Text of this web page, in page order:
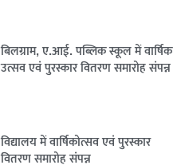
बिलग्राम, ए.आई. पब्लिक स्कूल में वार्षिक
उत्सव एवं पुरस्कार वितरण समारोह संपन्न
विद्यालय में वार्षिकोत्सव एवं पुरस्कार
वितरण समारोह संपन्न